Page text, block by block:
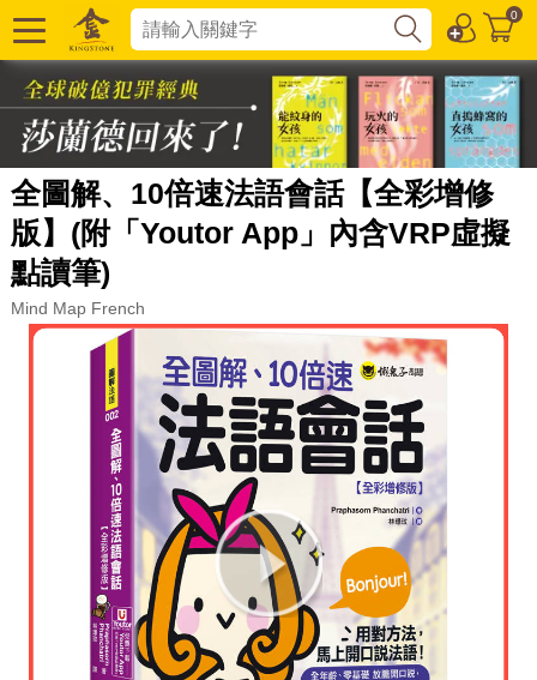
0
全圖解、10倍速法語會話【全彩增修
版】(附「Youtor App」內含VRP虛擬
點讀筆)
Mind Map French